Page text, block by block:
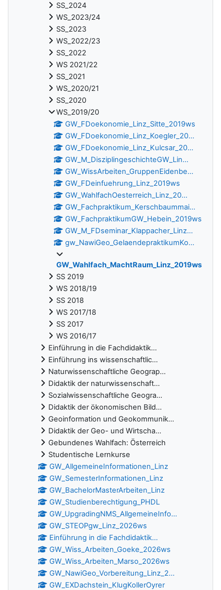
SS_2024
WS_2023/24
SS_2023
WS_2022/23
SS_2022
WS 2021/22
SS_2021
WS_2020/21
SS_2020
WS_2019/20
GW_FDoekonomie_Linz_Sitte_2019ws
GW_FDoekonomie_Linz_Koegler_20...
GW_FDoekonomie_Linz_Kulcsar_20...
GW_M_DisziplingeschichteGW_Lin...
GW_WissArbeiten_GruppenEidenbe...
GW_FDeinfuehrung_Linz_2019ws
GW_WahlfachOesterreich_Linz_20...
GW_Fachpraktikum_Kerschbaummai...
GW_FachpraktikumGW_Hebein_2019ws
GW_M_FDseminar_Klappacher_Linz...
gw_NawiGeo_GelaendepraktikumKo...
GW_Wahlfach_MachtRaum_Linz_2019ws
SS 2019
WS 2018/19
SS 2018
WS 2017/18
SS 2017
WS 2016/17
Einführung in die Fachdidaktik...
Einführung ins wissenschaftlic...
Naturwissenschaftliche Geograp...
Didaktik der naturwissenschaft...
Sozialwissenschaftliche Geogra...
Didaktik der ökonomischen Bild...
Geoinformation und Geokommunik...
Didaktik der Geo- und Wirtscha...
Gebundenes Wahlfach: Österreich
Studentische Lernkurse
GW_AllgemeineInformationen_Linz
GW_SemesterInformationen_Linz
GW_BachelorMasterArbeiten_Linz
GW_Studienberechtigung_PHDL
GW_UpgradingNMS_AllgemeineInfo...
GW_STEOPgw_Linz_2026ws
Einführung in die Fachdidaktik...
GW_Wiss_Arbeiten_Goeke_2026ws
GW_Wiss_Arbeiten_Marso_2026ws
GW_NawiGeo_Vorbereitung_Linz_2...
GW_EXDachstein_KlugKollerOyrer